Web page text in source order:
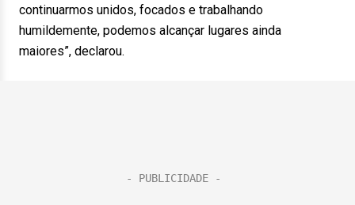
continuarmos unidos, focados e trabalhando
humildemente, podemos alcançar lugares ainda
maiores”, declarou.